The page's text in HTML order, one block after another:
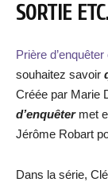
SORTIE
Prière
souhaitez savoir
Créée par Marie
d’enquêtermet
Jérôme Robart
Dans la série,